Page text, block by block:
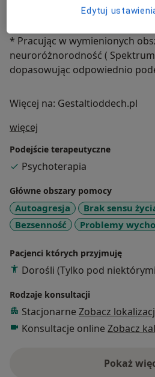
Objawy psychosomatyczne
* Pracując w wymienionych
neuroróżnorodność (
dopasowując odpowiednio
Więcej na: Gestaltioddech.pl
więcej
Podejście terapeutyczne
Psychoterapia
Główne obszary pomocy
Autoagresja Brak sensu
Bezsenność
Problemy
Pacjenci których przyjmuję
Dorośli (Tylko pod
Rodzaje konsultacji
Stacjonarne Zobacz
Konsultacje online Zobacz
Pokaż o
Edytuj